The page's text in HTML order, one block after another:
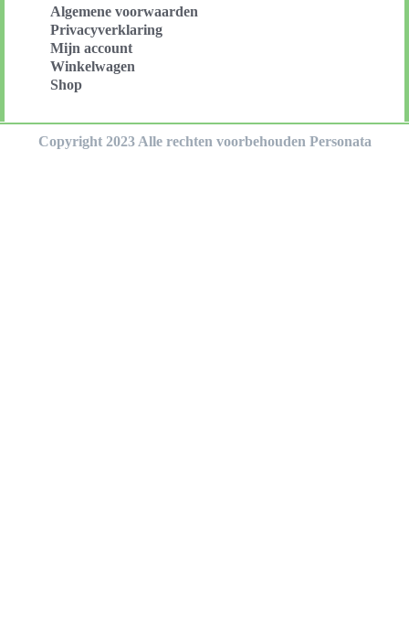
Algemene voorwaarden
Privacyverklaring
Mijn account
Winkelwagen
Shop
Copyright 2023 Alle rechten voorbehouden Personata